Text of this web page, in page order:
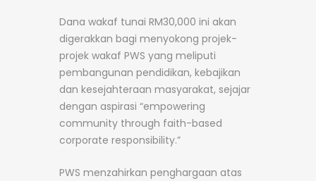
Dana wakaf tunai RM30,000 ini akan
digerakkan bagi menyokong projek-
projek wakaf PWS yang meliputi
pembangunan pendidikan, kebajikan
dan kesejahteraan masyarakat, sejajar
dengan aspirasi “empowering
community through faith-based
corporate responsibility.”
PWS menzahirkan penghargaan atas